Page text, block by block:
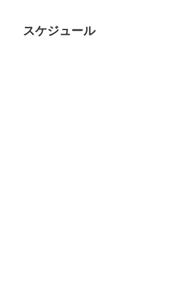
スケジュール